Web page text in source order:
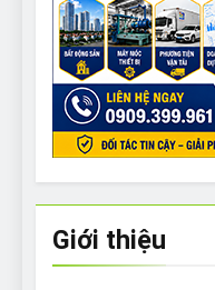
Giới thiệu